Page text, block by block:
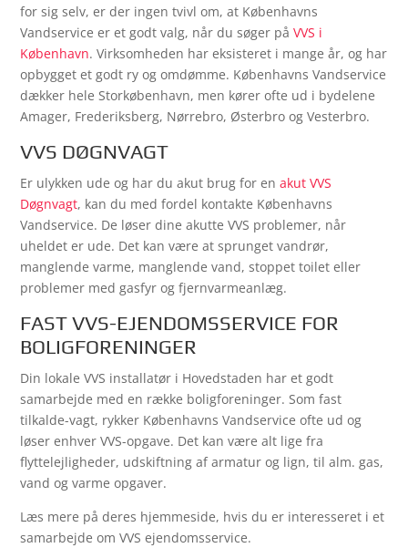
for sig selv, er der ingen tvivl om, at Københavns
Vandservice er et godt valg, når du søger påVVS i
København. Virksomheden har eksisteret i mange år, og har
opbygget et godt ry og omdømme. Københavns Vandservice
dækker hele Storkøbenhavn, men kører ofte ud i bydelene
Amager, Frederiksberg, Nørrebro, Østerbro og Vesterbro.
VVS DØGNVAGT
Er ulykken ude og har du akut brug for enakut VVS
Døgnvagt, kan du med fordel kontakte Københavns
Vandservice. De løser dine akutte VVS problemer, når
uheldet er ude. Det kan være at sprunget vandrør,
manglende varme, manglende vand, stoppet toilet eller
problemer med gasfyr og fjernvarmeanlæg.
FAST VVS-EJENDOMSSERVICE FOR
BOLIGFORENINGER
Din lokale VVS installatør i Hovedstaden har et godt
samarbejde med en række boligforeninger. Som fast
tilkalde-vagt, rykker Københavns Vandservice ofte ud og
løser enhver VVS-opgave. Det kan være alt lige fra
flyttelejligheder, udskiftning af armatur og lign, til alm. gas,
vand og varme opgaver.
Læs mere på deres hjemmeside, hvis du er interesseret i et
samarbejde om VVS ejendomsservice.